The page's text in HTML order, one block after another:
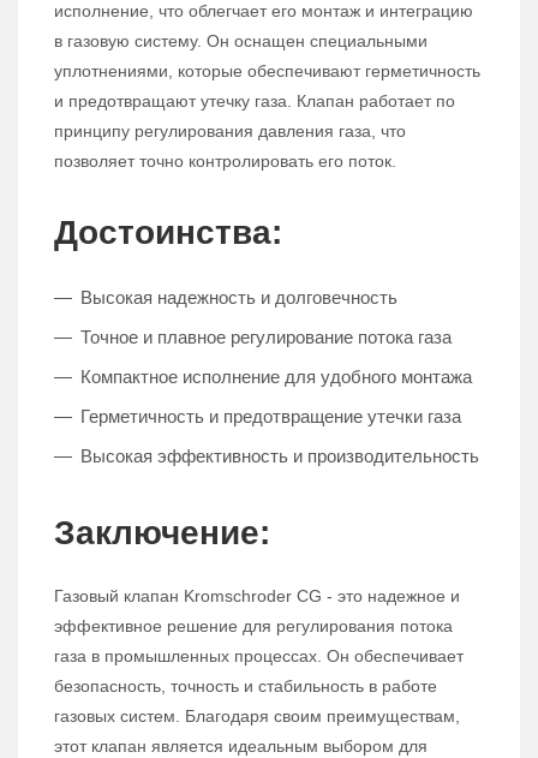
исполнение, что облегчает его монтаж и интеграцию
в газовую систему. Он оснащен специальными
уплотнениями, которые обеспечивают герметичность
и предотвращают утечку газа. Клапан работает по
принципу регулирования давления газа, что
позволяет точно контролировать его поток.
Достоинства:
Высокая надежность и долговечность
Точное и плавное регулирование потока газа
Компактное исполнение для удобного монтажа
Герметичность и предотвращение утечки газа
Высокая эффективность и производительность
Заключение:
Газовый клапан Kromschroder CG - это надежное и
эффективное решение для регулирования потока
газа в промышленных процессах. Он обеспечивает
безопасность, точность и стабильность в работе
газовых систем. Благодаря своим преимуществам,
этот клапан является идеальным выбором для